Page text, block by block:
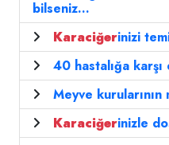
bilseniz…
Karaciğerinizi
40 hastalığa karşı
Meyve kurularının
Karaciğerinizle